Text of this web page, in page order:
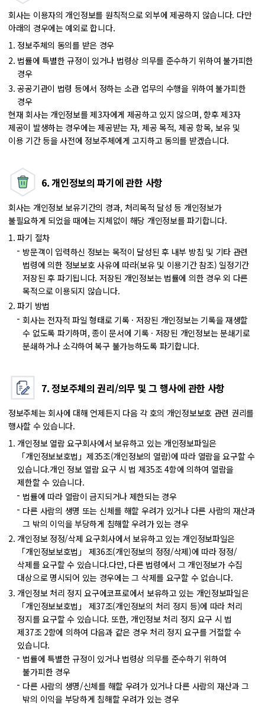
서비스
유형,
본
조
⑦~⑫항
정보
수집
여부,
제품이용
개인정보
저장
있습니다.
회사는 이용자의 개인정보를 원칙적으로 외부에 제공하지 않습니다. 다만
아래의 경우에는 예외로 합니다.
정보주체의 동의를 받은 경우
법률에 특별한 규정이 있거나 법령상 의무를 준수하기 위하여 불가피한
경우
공공기관이 법령 등에서 정하는 소관 업무의 수행을 위하여 불가피한
경우
현재 회사는 개인정보를 제3자에게 제공하고 있지 않으며, 향후 제3자
제공이 발생하는 경우에는 제공받는 자, 제공 목적, 제공 항목, 보유 및
이용 기간 등을 사전에 정보주체에게 고지하고 동의를 받겠습니다.
6. 개인정보의 파기에 관한 사항
회사는 개인정보 보유기간의 경과, 처리목적 달성 등 개인정보가
불필요하게 되었을 때에는 지체없이 해당 개인정보를 파기합니다.
파기 절차
방문객이 입력하신 정보는 목적이 달성된 후 내부 방침 및 기타 관련
법령에 의한 정보보호 사유에 따라(보유 및 이용기간 참조) 일정기간
저장된 후 파기됩니다. 저장된 개인정보는 법률에 의한 경우 외 다른
목적으로 이용되지 않습니다.
파기 방법
회사는 전자적 파일 형태로 기록 · 저장된 개인정보는 기록을 재생할
수 없도록 파기하며, 종이 문서에 기록 · 저장된 개인정보는 분쇄기로
분쇄하거나 소각하여 복구 불가능하도록 파기합니다.
7. 정보주체의 권리/의무 및 그 행사에 관한 사항
정보주체는 회사에 대해 언제든지 다음 각 호의 개인정보보호 관련 권리를
행사할 수 있습니다.
개인정보 열람 요구회사에서 보유하고 있는 개인정보파일은
「개인정보보호법」제35조(개인정보의 열람)에 따라 열람을 요구할 수
있습니다.개인 정보 열람 요구 시 법 제35조 4항에 의하여 열람을
제한할 수 있습니다.
법률에 따라 열람이 금지되거나 제한되는 경우
다른 사람의 생명 또는 신체를 해할 우려가 있거나 다른 사람의 재산과
그 밖의 이익을 부당하게 침해할 우려가 있는 경우
개인정보 정정/삭제 요구회사에서 보유하고 있는 개인정보파일은
「개인정보보호법」 제36조(개인정보의 정정/삭제)에 따라 정정/
삭제를 요구할 수 있습니다.다만, 다른 법령에서 그 개인정보가 수집
대상으로 명시되어 있는 경우에는 그 삭제를 요구할 수 없습니다.
개인정보 처리 정지 요구에코프로에서 보유하고 있는 개인정보파일은
「개인정보보호법」 제37조(개인정보의 처리 정지 등)에 따라 처리
정지를 요구할 수 있습니다. 또한, 개인정보 처리 정지 요구 시 법
제37조 2항에 의하여 다음과 같은 경우 처리 정지 요구를 거절할 수
있습니다.
법률에 특별한 규정이 있거나 법령상 의무를 준수하기 위하여
불가피한 경우
다른 사람의 생명/신체를 해할 우려가 있거나 다른 사람의 재산과 그
밖의 이익을 부당하게 침해할 우려가 있는 경우